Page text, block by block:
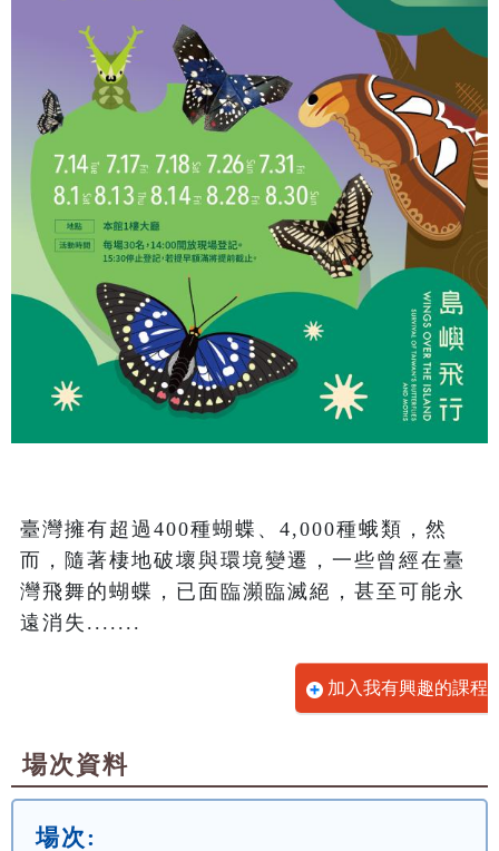
臺灣擁有超過400種蝴蝶、4,000種蛾類，然
而，隨著棲地破壞與環境變遷，一些曾經在臺
灣飛舞的蝴蝶，已面臨瀕臨滅絕，甚至可能永
遠消失.......
加入我有興趣的課程
場次資料
場次: